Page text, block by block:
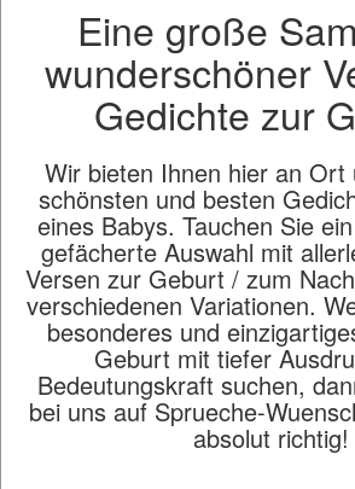
Eine große
wunderschöner
Gedichte zur
Wir bieten Ihnen hier an Ort
schönsten und besten
eines Babys. Tauchen Sie
gefächerte Auswahl mit
Versen zur Geburt / zum
verschiedenen Variationen.
besonderes und
Geburt mit tiefer
Bedeutungskraft suchen,
bei uns auf Sprueche-
absolut richtig!